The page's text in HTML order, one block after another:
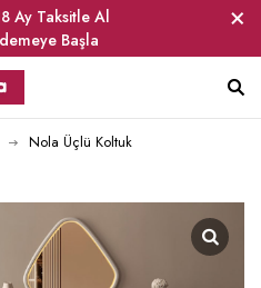
Ay Taksitle Al
Başla
Nola Üçlü Koltuk